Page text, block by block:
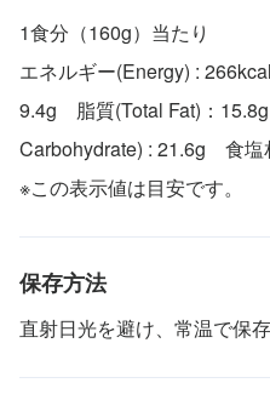
1食分（160g）当たり
エネルギー(Energy) :
9.4g 脂質(Total Fat)：
Carbohydrate) : 21.6g 食塩
※この表示値は目安です。
保存方法
直射日光を避け、常温で保